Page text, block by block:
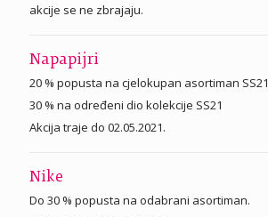
akcije se ne zbrajaju.
Napapijri
20 % popusta na cjelokupan asortiman SS21
30 % na određeni dio kolekcije SS21
Akcija traje do 02.05.2021.
Nike
Do 30 % popusta na odabrani asortiman.